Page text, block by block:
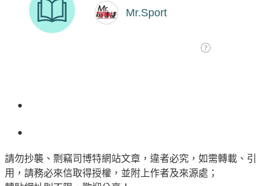
請勿抄襲、剽竊司博特網站文章，違者必究，如需轉載、引
用，請務必來信取得授權，並附上作者及來源處；